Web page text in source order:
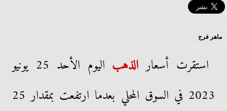
ماهر فرج
استقرت أسعار الذهب
اليوم الأحد 25 يونيو
2023 في السوق المحلي بعدما ارتفعت بمقدار 25